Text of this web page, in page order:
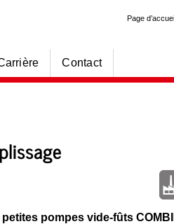
Page
Contact
pompes vide-fûts